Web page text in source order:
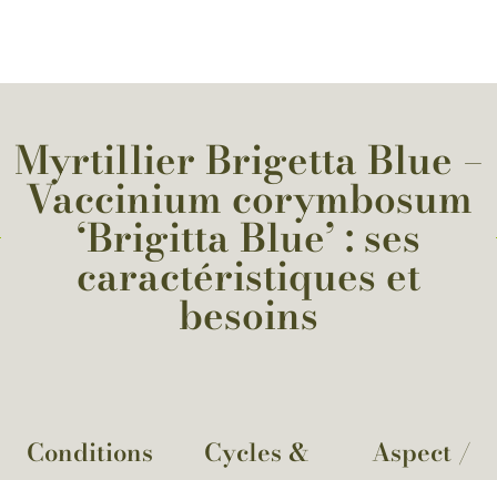
Myrtillier Brigetta Blue –
Vaccinium corymbosum
‘Brigitta Blue’ : ses
caractéristiques et
besoins
Conditions
Cycles &
Aspect /